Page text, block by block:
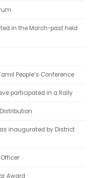
in the March-past held
People’s Conference
participated in a Rally
inaugurated by District
Award